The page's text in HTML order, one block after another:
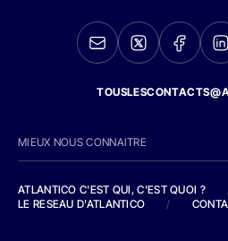
MIEUX NOUS CONNAITRE
ATLANTICO C'EST QUI, C'EST QUOI ?
LE RESEAU D'ATLANTICO
/